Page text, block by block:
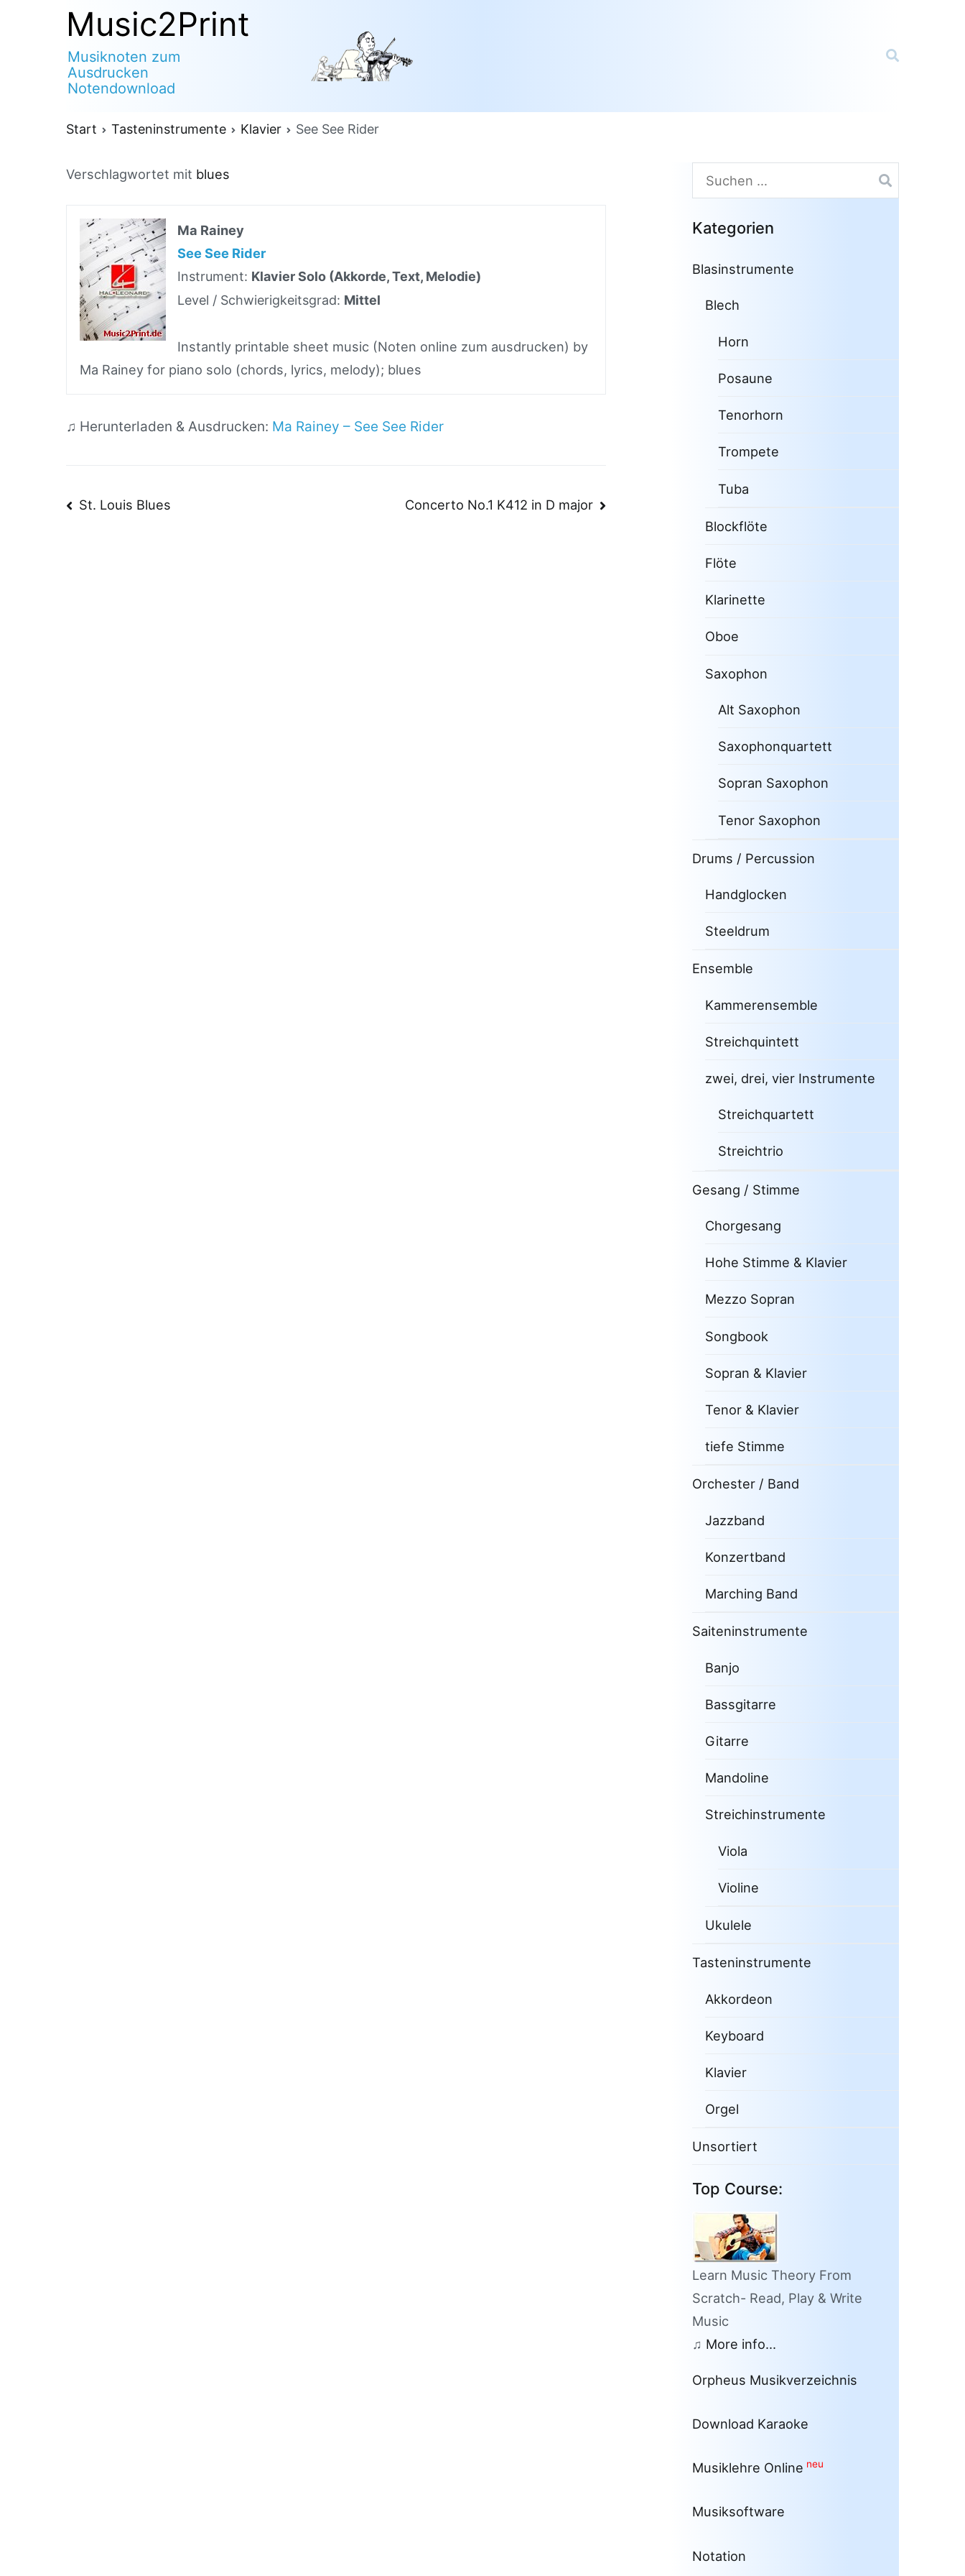
Music2Print
Musiknoten zum
Ausdrucken
Notendownload
Start Tasteninstrumente Klavier See See Rider
Verschlagwortet mit blues
Ma Rainey
See See Rider
Instrument: Klavier Solo (Akkorde, Text, Melodie)
Level / Schwierigkeitsgrad: Mittel
Instantly printable sheet music (Noten online zum ausdrucken) by
Ma Rainey for piano solo (chords, lyrics, melody); blues
♫ Herunterladen & Ausdrucken: Ma Rainey – See See Rider
Beitragsnavigation
St. Louis Blues Concerto No.1 K412 in D major
Suchen
nach:
Kategorien
Blasinstrumente
Blech
Horn
Posaune
Tenorhorn
Trompete
Tuba
Blockflöte
Flöte
Klarinette
Oboe
Saxophon
Alt Saxophon
Saxophonquartett
Sopran Saxophon
Tenor Saxophon
Drums / Percussion
Handglocken
Steeldrum
Ensemble
Kammerensemble
Streichquintett
zwei, drei, vier Instrumente
Streichquartett
Streichtrio
Gesang / Stimme
Chorgesang
Hohe Stimme & Klavier
Mezzo Sopran
Songbook
Sopran & Klavier
Tenor & Klavier
tiefe Stimme
Orchester / Band
Jazzband
Konzertband
Marching Band
Saiteninstrumente
Banjo
Bassgitarre
Gitarre
Mandoline
Streichinstrumente
Viola
Violine
Ukulele
Tasteninstrumente
Akkordeon
Keyboard
Klavier
Orgel
Unsortiert
Top Course:
Learn Music Theory From
Scratch- Read, Play & Write
Music
♫ More info...
Orpheus Musikverzeichnis
Download Karaoke
Musiklehre Online neu
Musiksoftware
Notation